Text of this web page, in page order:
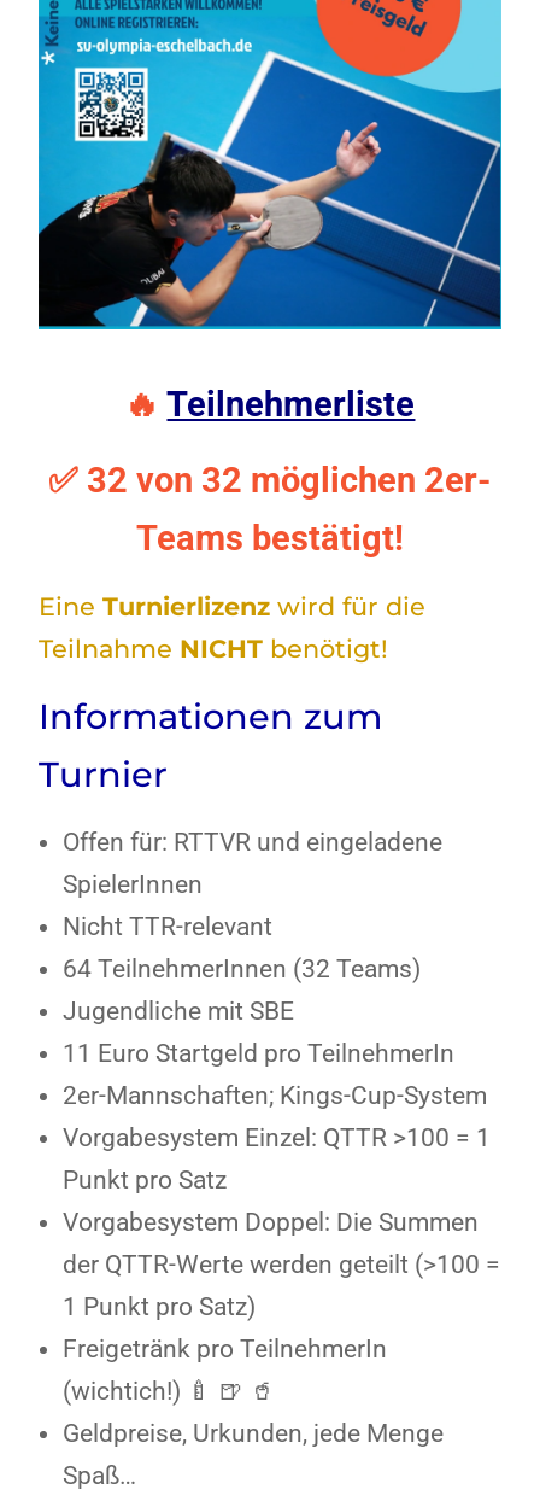
🔥Teilnehmerliste
✅ 32 von 32 möglichen 2er-
Teams bestätigt!
Eine Turnierlizenzwird für die
Teilnahme NICHTbenötigt!
Informationen zum
Turnier
Offen für: RTTVR und eingeladene
SpielerInnen
Nicht TTR-relevant
64 TeilnehmerInnen (32 Teams)
Jugendliche mit SBE
11 Euro Startgeld pro TeilnehmerIn
2er-Mannschaften; Kings-Cup-System
Vorgabesystem Einzel: QTTR >100 = 1
Punkt pro Satz
Vorgabesystem Doppel: Die Summen
der QTTR-Werte werden geteilt (>100 =
1 Punkt pro Satz)
Freigetränk pro TeilnehmerIn
(wichtich!) 🍼 🍺 🥤
Geldpreise, Urkunden, jede Menge
Spaß…